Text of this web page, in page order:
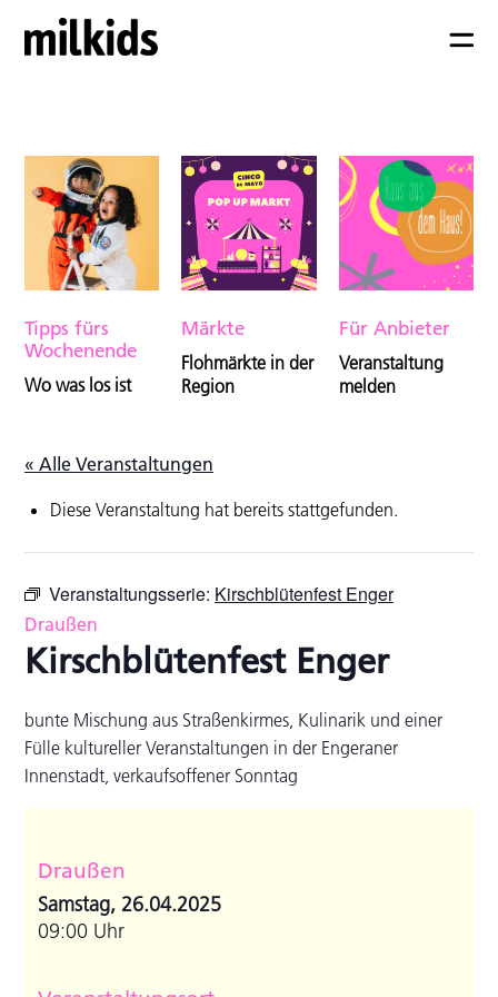
Tipps fürs
Wochenende
Wo was los ist
Märkte
Flohmärkte in der
Region
Für Anbieter
Veranstaltung
melden
« Alle Veranstaltungen
Diese Veranstaltung hat bereits stattgefunden.
Veranstaltungsserie: Kirschblütenfest Enger
Draußen
Kirschblütenfest Enger
bunte Mischung aus Straßenkirmes, Kulinarik und einer
Fülle kultureller Veranstaltungen in der Engeraner
Innenstadt, verkaufsoffener Sonntag
Draußen
Samstag, 26.04.2025
09:00 Uhr